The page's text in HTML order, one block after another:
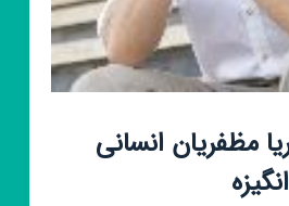
مظفریان انسانی